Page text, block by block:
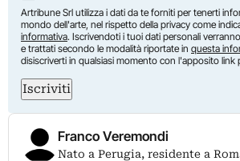
Artribune Srl utilizza i dati da te forniti per tenerti
mondo dell'arte, nel rispetto della privacy come
informativa. Iscrivendoti i tuoi dati personali
e trattati secondo le modalità riportate in questa
disiscriverti in qualsiasi momento con l'apposito link
Iscriviti
Franco Veremondi
Nato a Perugia, residente a